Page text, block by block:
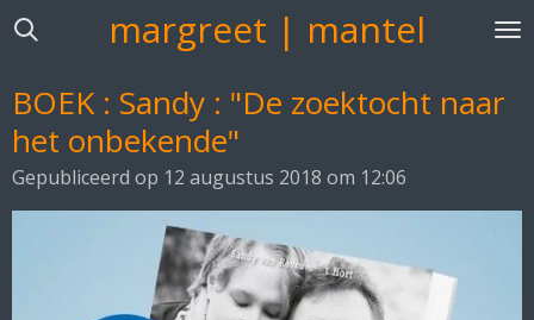
Ga
de
hoofdinhoud
margreet | mantel
BOEK : Sandy : "De zoektocht naar
het onbekende"
Gepubliceerd op 12 augustus 2018 om 12:06